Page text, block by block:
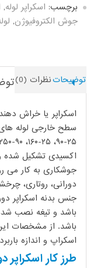
برچسب: اسکراپر لوله,
جوش الکتروفیوژن,
توضیحاتنظرات (0)
اسکراپر یا خراش
اکسیدی تشکیل شده و
جوشکاری به کار می
دورانی، روتاری،
باشد و تیغه نصب
باشد. از مشخصات
اسکراپ و اندازه
طرز کار اسکراپر